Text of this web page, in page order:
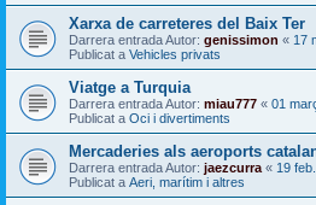
Xarxa de carreteres del Baix Ter
Darrera entrada Autor: genissimon « 17
Publicat a Vehicles privats
Viatge a Turquia
Darrera entrada Autor: miau777 « 01
Publicat a Oci i divertiments
Mercaderies als aeroports
Darrera entrada Autor: jaezcurra « 19
Publicat a Aeri, marítim i altres